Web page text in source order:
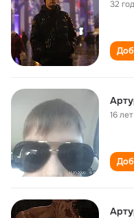
32
16 лет